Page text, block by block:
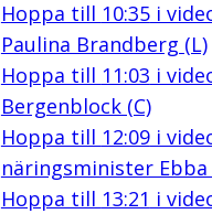
Hoppa till 10:35i
Paulina Brandberg (L)
Hoppa till 11:03 i
Bergenblock (C)
Hoppa till 12:09i
näringsminister Ebba
Hoppa till 13:21 i